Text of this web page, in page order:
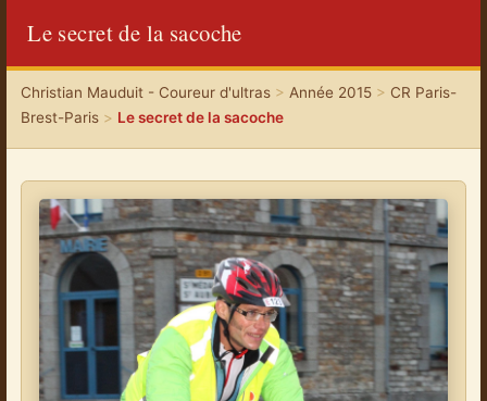
Le secret de la sacoche
Christian Mauduit - Coureur d'ultras> Année 2015> CR Paris-
Brest-Paris> Le secret de la sacoche